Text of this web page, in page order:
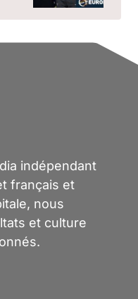
indépendant
français et
nous
et culture